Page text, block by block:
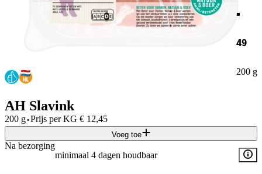
.
49
200 g
AH Slavink
200 g·Prijs per KG € 12,45
Voeg toe
Na bezorging
minimaal 4 dagen houdbaar